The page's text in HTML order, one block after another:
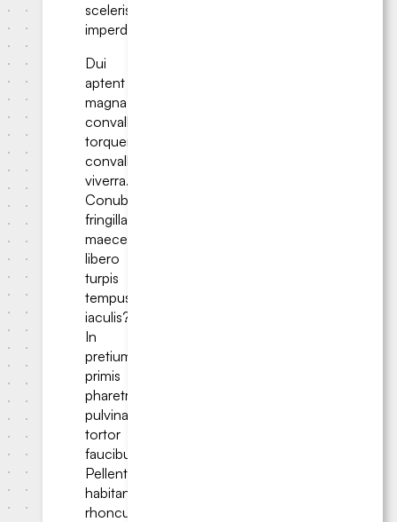
scelerisque
imperdiet.
Dui
aptent
magna
convallis
torquent
convallis
viverra.
Conubia
fringilla
maecenas
libero
turpis
tempus
iaculis?
In
pretium
primis
pharetra
pulvinar
tortor
faucibus.
Pellentesque
habitant
rhoncus